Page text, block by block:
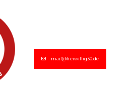
mail@freiwillig30.de